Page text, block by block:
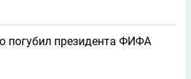
погубил президента ФИФА